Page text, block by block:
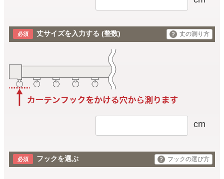
丈サイズを入力する (整数) 丈の測り方
cm
フックを選ぶ フックの選び方